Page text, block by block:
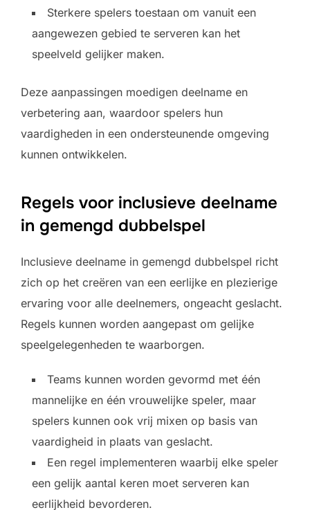
Sterkere spelers toestaan om vanuit een
aangewezen gebied te serveren kan het
speelveld gelijker maken.
Deze aanpassingen moedigen deelname en
verbetering aan, waardoor spelers hun
vaardigheden in een ondersteunende omgeving
kunnen ontwikkelen.
Regels voor inclusieve deelname
in gemengd dubbelspel
Inclusieve deelname in gemengd dubbelspel richt
zich op het creëren van een eerlijke en plezierige
ervaring voor alle deelnemers, ongeacht geslacht.
Regels kunnen worden aangepast om gelijke
speelgelegenheden te waarborgen.
Teams kunnen worden gevormd met één
mannelijke en één vrouwelijke speler, maar
spelers kunnen ook vrij mixen op basis van
vaardigheid in plaats van geslacht.
Een regel implementeren waarbij elke speler
een gelijk aantal keren moet serveren kan
eerlijkheid bevorderen.